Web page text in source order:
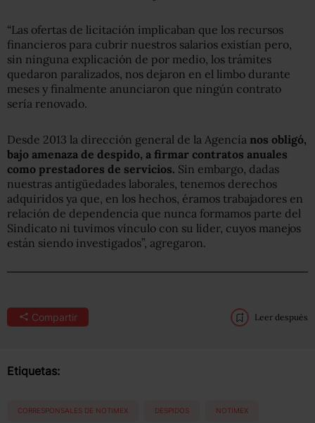
“Las ofertas de licitación implicaban que los recursos
financieros para cubrir nuestros salarios existían pero,
sin ninguna explicación de por medio, los trámites
quedaron paralizados, nos dejaron en el limbo durante
meses y finalmente anunciaron que ningún contrato
sería renovado.
Desde 2013 la dirección general de la Agencia nos obligó,
bajo amenaza de despido, a firmar contratos anuales
como prestadores de servicios. Sin embargo, dadas
nuestras antigüedades laborales, tenemos derechos
adquiridos ya que, en los hechos, éramos trabajadores en
relación de dependencia que nunca formamos parte del
Sindicato ni tuvimos vínculo con su líder, cuyos manejos
están siendo investigados”, agregaron.
Compartir Leer después
Etiquetas:
CORRESPONSALES DE NOTIMEX DESPIDOS NOTIMEX